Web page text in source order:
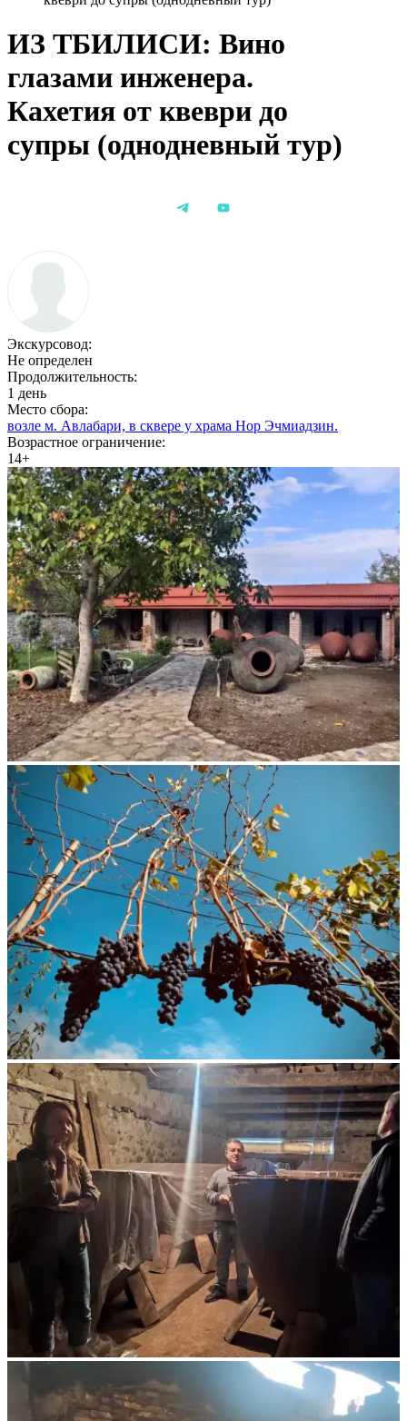
ИЗ ТБИЛИСИ: Вино
глазами инженера.
Кахетия от квеври до
супры (однодневный тур)
Экскурсовод:
Не определен
Продолжительность:
1 день
Место сбора:
возле м. Авлабари, в сквере у храма Нор Эчмиадзин.
Возрастное ограничение:
14+